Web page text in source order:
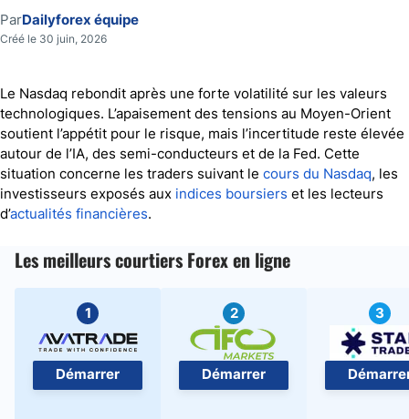
ParDailyforex équipe
Créé le 30 juin, 2026
Le Nasdaq rebondit après une forte volatilité sur les valeurs
technologiques. L’apaisement des tensions au Moyen-Orient
soutient l’appétit pour le risque, mais l’incertitude reste élevée
autour de l’IA, des semi-conducteurs et de la Fed. Cette
situation concerne les traders suivant le cours du Nasdaq, les
investisseurs exposés aux indices boursiers et les lecteurs
d’actualités financières.
Les meilleurs courtiers Forex en ligne
1
Démarrer
2
Démarrer
3